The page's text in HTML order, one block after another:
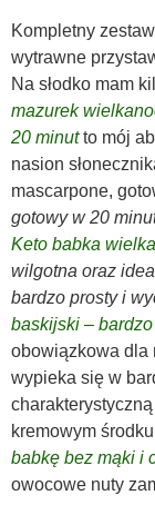
Kompletny
wytrawne
Na słodko mam
mazurek
20 minutto mój
nasion
mascarpone,
gotowy w 20
Keto babka
wilgotna oraz
bardzo prosty i
baskijski –
obowiązkowa dla
wypieka się w
kremowym
babkę bez mąki i
owocowe nuty